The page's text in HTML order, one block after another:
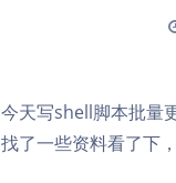
今天写shell脚本批量
找了一些资料看了下